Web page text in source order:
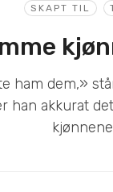
SKAPT TIL
ham dem,»
han akkurat